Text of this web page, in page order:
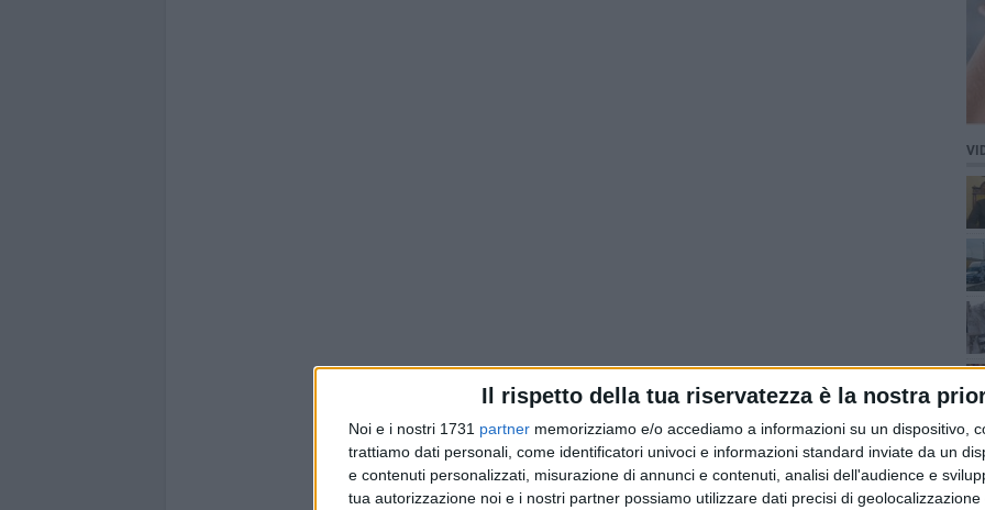
Il rispetto della tua riservatezza è la nostra
Noi e i nostri 1731 partner memorizziamo e/o accediamo a informazioni su un dispositivo,
trattiamo dati personali, come identificatori univoci e informazioni standard inviate da un
e contenuti personalizzati, misurazione di annunci e contenuti, analisi dell'audience e
tua autorizzazione noi e i nostri partner possiamo utilizzare dati precisi di